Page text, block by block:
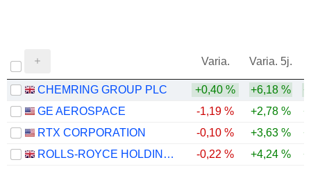
Varia. Varia. 5j.
CHEMRING GROUP PLC +0,40 % +6,18 %
GE AEROSPACE
-1,19 % +2,78 %
RTX CORPORATION
-0,10 % +3,63 %
ROLLS-ROYCE HOLDINGS PLC
-0,22 % +4,24 %